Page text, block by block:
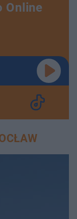
Online